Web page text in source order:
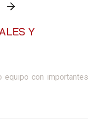
Y
equipo con importantes